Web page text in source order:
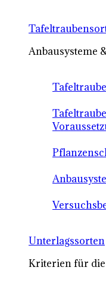
Anbausysteme
Unterlagssorten
Kriterien für